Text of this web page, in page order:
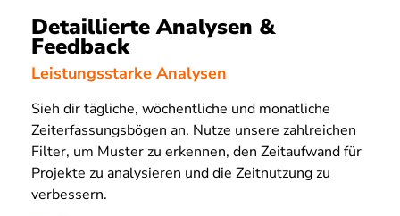
Detaillierte Analysen &
Feedback
Leistungsstarke Analysen
Sieh dir tägliche, wöchentliche und monatliche
Zeiterfassungsbögen an. Nutze unsere zahlreichen
Filter, um Muster zu erkennen, den Zeitaufwand für
Projekte zu analysieren und die Zeitnutzung zu
verbessern.